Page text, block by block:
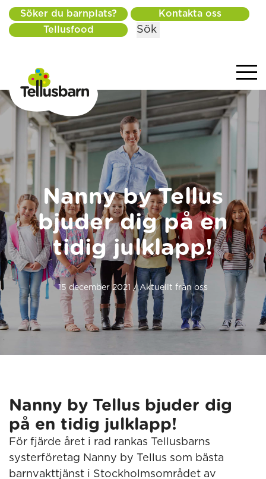
Söker du barnplats?
Kontakta oss
Tellusfood
Sök
Nanny by Tellus
bjuder dig på en
tidig julklapp!
15 december 2021 / Aktuellt från oss
Nanny by Tellus bjuder dig
på en tidig julklapp!
För fjärde året i rad rankas Tellusbarns
systerföretag Nanny by Tellus som bästa
barnvakttjänst i Stockholmsområdet av